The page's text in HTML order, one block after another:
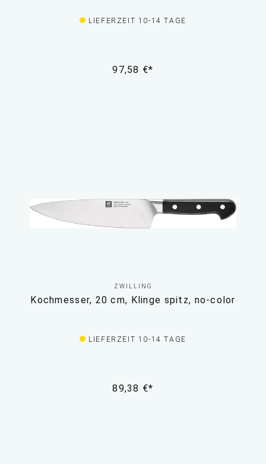
LIEFERZEIT 10-14 TAGE
97,58 €*
ZWILLING
Kochmesser, 20 cm, Klinge spitz, no-color
LIEFERZEIT 10-14 TAGE
89,38 €*